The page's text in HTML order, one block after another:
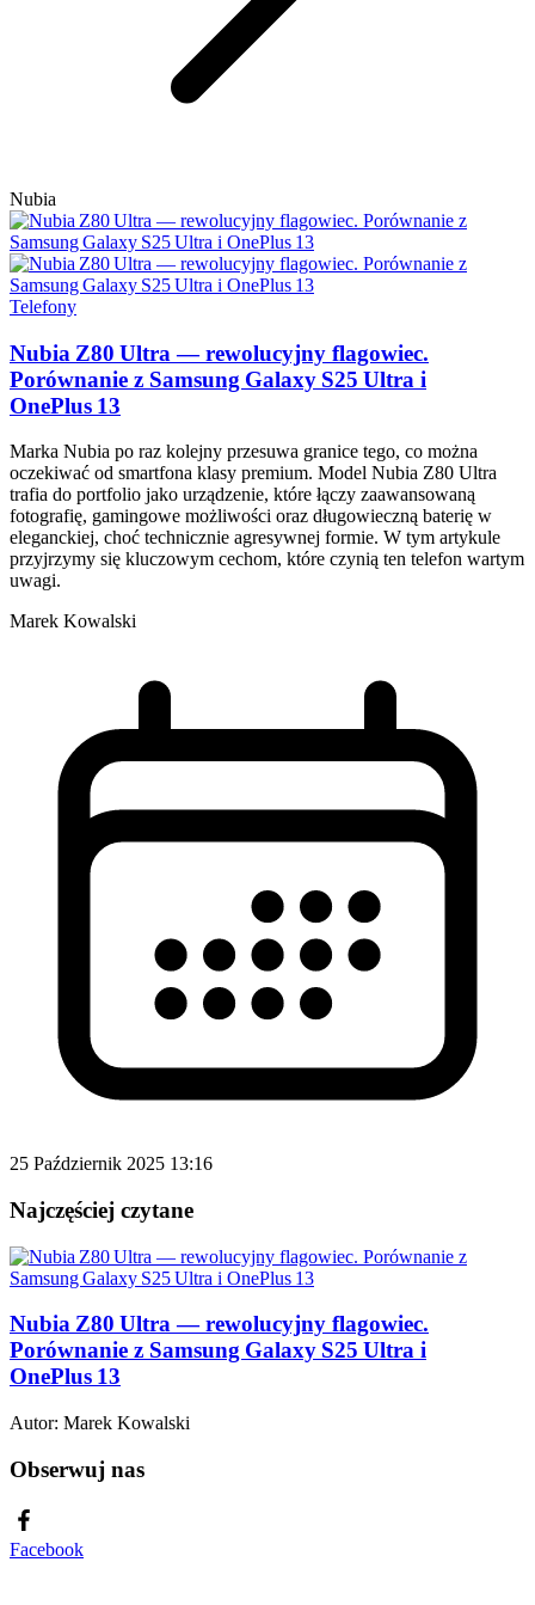
Nubia
Telefony
Nubia Z80 Ultra — rewolucyjny flagowiec.
Porównanie z Samsung Galaxy S25 Ultra i
OnePlus 13
Marka Nubia po raz kolejny przesuwa granice tego, co można
oczekiwać od smartfona klasy premium. Model Nubia Z80 Ultra
trafia do portfolio jako urządzenie, które łączy zaawansowaną
fotografię, gamingowe możliwości oraz długowieczną baterię w
eleganckiej, choć technicznie agresywnej formie. W tym artykule
przyjrzymy się kluczowym cechom, które czynią ten telefon wartym
uwagi.
Marek Kowalski
25 Październik 2025 13:16
Najczęściej czytane
Nubia Z80 Ultra — rewolucyjny flagowiec.
Porównanie z Samsung Galaxy S25 Ultra i
OnePlus 13
Autor: Marek Kowalski
Obserwuj nas
Facebook